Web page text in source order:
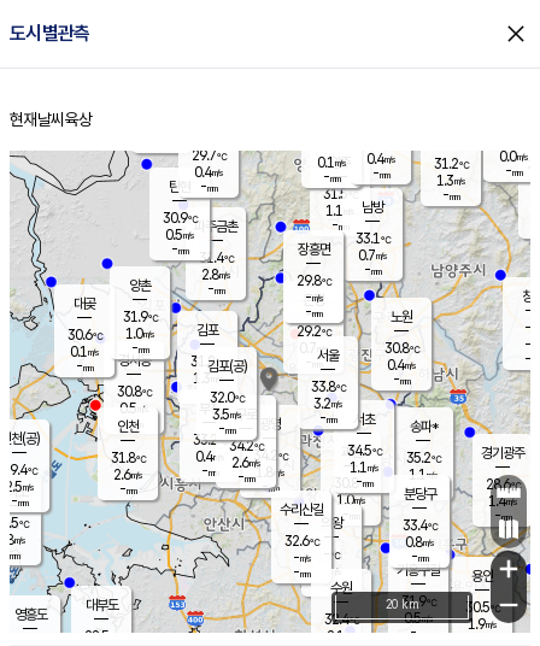
도시별관측 close
홈
현재날씨 육상
의도
℃
m/s
mm
영흥도
양주
31.5℃
1.1
-mm
과천
30.8℃
1.0m/s
- mm
용인
30.5℃
1.9m/s
경기광주
28.6℃
1.4m/s
-mm
대부도
28.5
경서동
30.8℃
0.5 m/s
-mm
파주금촌
31.4℃
2.8m/s
-mm
31.2℃
1.3m/s
-mm
대곶
30.6℃
0.1 m/s
-mm
창
-
-m/
-
탄현
30.9℃
0.5m/s
-mm
0.0m/s
-mm
의왕
- ℃
m/s
mm
김포
31.8℃
1.3 m/s
mm
광명
34.2 ℃
1.8 m/s
-mm
부천
33.2℃
0.4m/s
-mm
양촌
31.9℃
1.0m/s
-mm
구로
34.2℃
2.6m/s
-mm
은평
29.2℃
0.7 m/s
- mm
노원
30.8℃
0.4m/s
-mm
송파*
35.2℃
1.1 m/s
-mm
서초
34.5℃
1.1 m/s
-mm
남방
33.1℃
0.7m/s
-mm
기흥구갈
31.9℃
0.5m/s
-
수리산길
32.6℃
-m/s
-mm
분당구
33.4℃
0.8m/s
-mm
장흥면
29.8℃
-m/s
-mm
0.1 m/s
-mm
인천(공)
29.4℃
2.5m/s
-mm
김포(공)
32.0℃
3.5m/s
-mm
수원
32.4℃
2.1 m/s
인천
31.8℃
2.6m/s
-mm
서울
33.8℃
3.2m/s
-mm
29.7℃
0.4m/s
-mm
0.4m/s
-mm
+
−
20 km